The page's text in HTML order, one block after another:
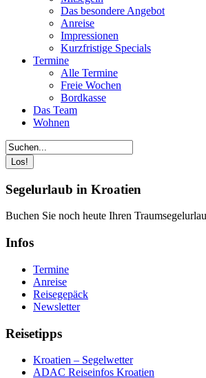
Das besondere Angebot
Anreise
Impressionen
Kurzfristige Specials
Termine
Alle Termine
Freie Wochen
Bordkasse
Das Team
Wohnen
Segelurlaub in Kroatien
Buchen Sie noch heute Ihren
Infos
Termine
Anreise
Reisegepäck
Newsletter
Reisetipps
Kroatien – Segelwetter
ADAC Reiseinfos Kroatien